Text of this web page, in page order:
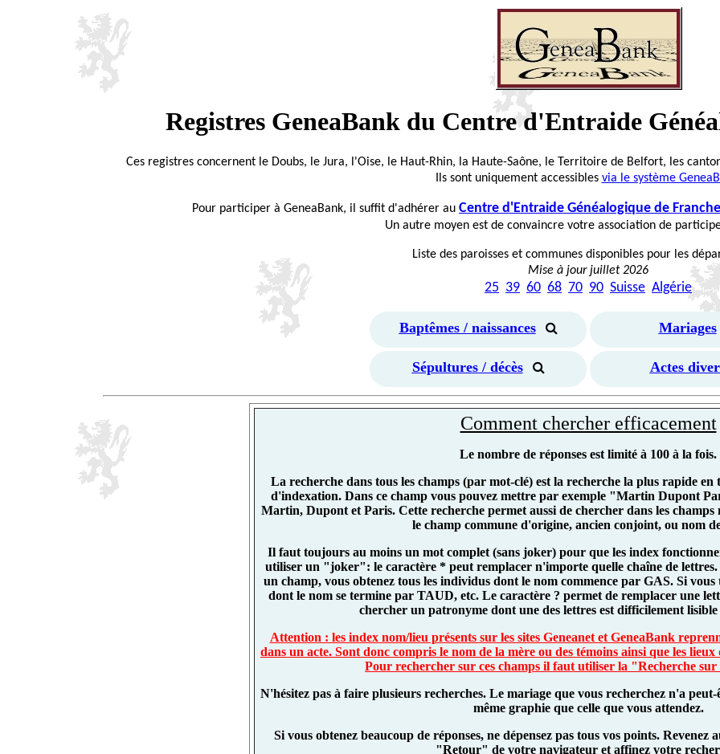
Registres GeneaBank du Centre d'Entraide
Ces registres concernent le Doubs, le Jura, l'Oise, le Haut-Rhin, la Haute-Saône, le Territoire de Belfort, les
Ils sont uniquement accessibles via le système
Pour participer à GeneaBank, il suffit d'adhérer au Centre d'Entraide Généalogique de
Un autre moyen est de convaincre votre association de
Liste des paroisses et communes disponibles pour les
Mise à jour juillet 2026
25 39 60 68 70 90 Suisse Algérie
Baptêmes / naissances Mariages
Sépultures / décès Actes
Comment chercher efficacement
Le nombre de réponses est limité à 100 à la fois.
La recherche dans tous les champs (par mot-clé) est la recherche la plus rapide en
d'indexation. Dans ce champ vous pouvez mettre par exemple "Martin Dupont
Martin, Dupont et Paris. Cette recherche permet aussi de chercher dans les
le champ commune d'origine, ancien conjoint, ou nom
Il faut toujours au moins un mot complet (sans joker) pour que les index
utiliser un "joker": le caractère * peut remplacer n'importe quelle chaîne de
un champ, vous obtenez tous les individus dont le nom commence par GAS. Si
dont le nom se termine par TAUD, etc. Le caractère ? permet de remplacer une
chercher un patronyme dont une des lettres est difficilement
Attention : les index nom/lieu présents sur les sites Geneanet et GeneaBank
dans un acte. Sont donc compris le nom de la mère ou des témoins ainsi que les
Pour rechercher sur ces champs il faut utiliser la "Recherche sur
N'hésitez pas à faire plusieurs recherches. Le mariage que vous recherchez n'a peut-
même graphie que celle que vous attendez.
Si vous obtenez beaucoup de réponses, ne dépensez pas tous vos points.
"Retour" de votre navigateur et affinez votre